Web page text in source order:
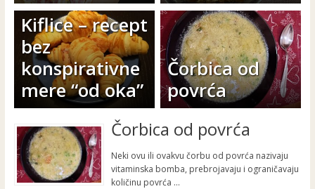
Kiflice – recept
bez
konspirativne
mere “od oka”
Čorbica od
povrća
Čorbica od povrća
Neki ovu ili ovakvu čorbu od povrća nazivaju
vitaminska bomba, prebrojavaju i ograničavaju
količinu povrća …